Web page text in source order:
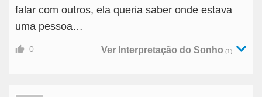
falar com outros, ela queria saber onde estava
uma pessoa…
0 Ver Interpretação do Sonho (1)